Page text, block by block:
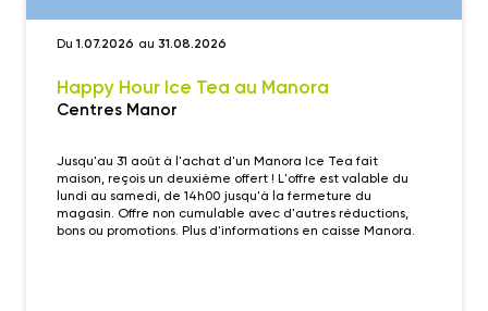
Du 1.07.2026 au 31.08.2026
Happy Hour Ice Tea au Manora
Centres Manor
Jusqu'au 31 août à l'achat d'un Manora Ice Tea fait
maison, reçois un deuxième offert ! L'offre est valable du
lundi au samedi, de 14h00 jusqu'à la fermeture du
magasin. Offre non cumulable avec d'autres réductions,
bons ou promotions. Plus d'informations en caisse Manora.